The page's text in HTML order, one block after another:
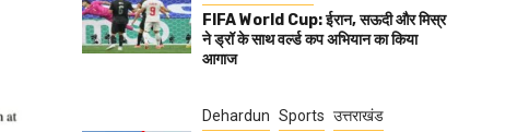
FIFA World Cup: ईरान, सऊदी और मिस्र
ने ड्रॉ के साथ वर्ल्ड कप अभियान का किया
आगाज
Dehardun Sports उत्तराखंड